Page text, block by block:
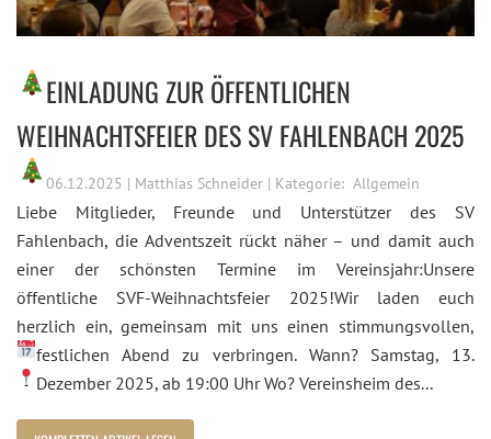
EINLADUNG ZUR ÖFFENTLICHEN
WEIHNACHTSFEIER DES SV FAHLENBACH 2025
06.12.2025 | Matthias Schneider | Kategorie: Allgemein
Liebe Mitglieder, Freunde und Unterstützer des SV
Fahlenbach, die Adventszeit rückt näher – und damit auch
einer der schönsten Termine im Vereinsjahr:Unsere
öffentliche SVF-Weihnachtsfeier 2025!Wir laden euch
herzlich ein, gemeinsam mit uns einen stimmungsvollen,
festlichen Abend zu verbringen. Wann? Samstag, 13.
Dezember 2025, ab 19:00 UhrWo? Vereinsheim des...